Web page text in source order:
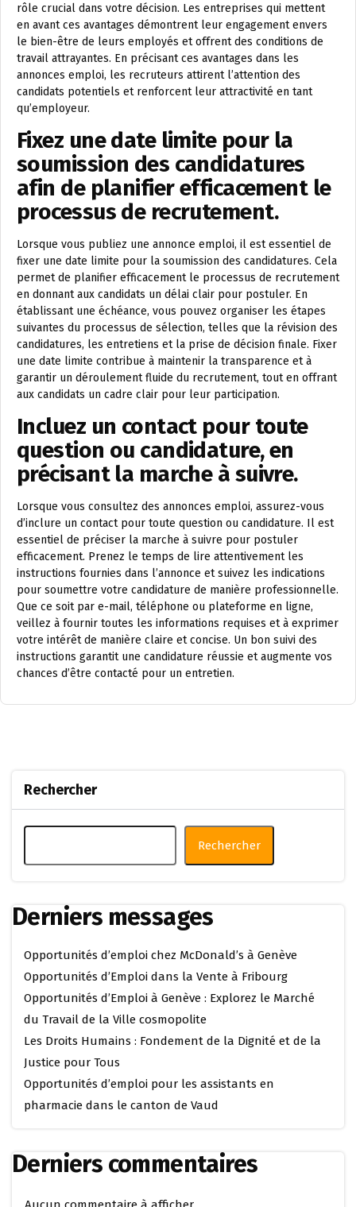
rôle crucial dans votre décision. Les entreprises qui mettent
en avant ces avantages démontrent leur engagement envers
le bien-être de leurs employés et offrent des conditions de
travail attrayantes. En précisant ces avantages dans les
annonces emploi, les recruteurs attirent l’attention des
candidats potentiels et renforcent leur attractivité en tant
qu’employeur.
Fixez une date limite pour la
soumission des candidatures
afin de planifier efficacement le
processus de recrutement.
Lorsque vous publiez une annonce emploi, il est essentiel de
fixer une date limite pour la soumission des candidatures. Cela
permet de planifier efficacement le processus de recrutement
en donnant aux candidats un délai clair pour postuler. En
établissant une échéance, vous pouvez organiser les étapes
suivantes du processus de sélection, telles que la révision des
candidatures, les entretiens et la prise de décision finale. Fixer
une date limite contribue à maintenir la transparence et à
garantir un déroulement fluide du recrutement, tout en offrant
aux candidats un cadre clair pour leur participation.
Incluez un contact pour toute
question ou candidature, en
précisant la marche à suivre.
Lorsque vous consultez des annonces emploi, assurez-vous
d’inclure un contact pour toute question ou candidature. Il est
essentiel de préciser la marche à suivre pour postuler
efficacement. Prenez le temps de lire attentivement les
instructions fournies dans l’annonce et suivez les indications
pour soumettre votre candidature de manière professionnelle.
Que ce soit par e-mail, téléphone ou plateforme en ligne,
veillez à fournir toutes les informations requises et à exprimer
votre intérêt de manière claire et concise. Un bon suivi des
instructions garantit une candidature réussie et augmente vos
chances d’être contacté pour un entretien.
Rechercher
Rechercher
Derniers messages
Opportunités d’emploi chez McDonald’s à Genève
Opportunités d’Emploi dans la Vente à Fribourg
Opportunités d’Emploi à Genève : Explorez le Marché
du Travail de la Ville cosmopolite
Les Droits Humains : Fondement de la Dignité et de la
Justice pour Tous
Opportunités d’emploi pour les assistants en
pharmacie dans le canton de Vaud
Derniers commentaires